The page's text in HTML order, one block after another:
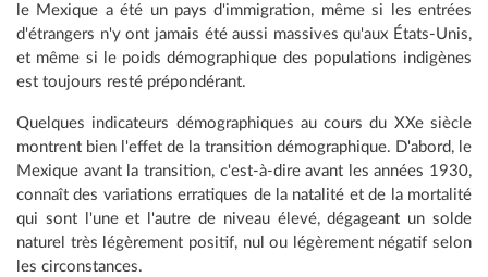
le Mexique a été un pays d'immigration, même si les entrées
d'étrangers n'y ont jamais été aussi massives qu'aux États-Unis,
et même si le poids démographique des populations indigènes
est toujours resté prépondérant.
Quelques indicateurs démographiques au cours du XXe siècle
montrent bien l'effet de la transition démographique. D'abord, le
Mexique avant la transition, c'est-à-dire avant les années 1930,
connaît des variations erratiques de la natalité et de la mortalité
qui sont l'une et l'autre de niveau élevé, dégageant un solde
naturel très légèrement positif, nul ou légèrement négatif selon
les circonstances.